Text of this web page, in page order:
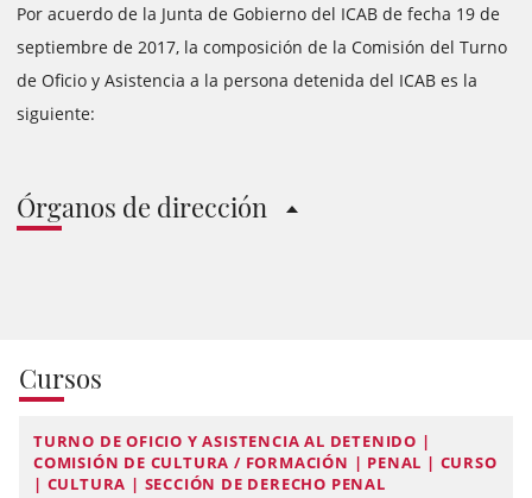
Por acuerdo de la Junta de Gobierno del ICAB de fecha 19 de
septiembre de 2017, la composición de la Comisión del Turno
de Oficio y Asistencia a la persona detenida del ICAB es la
siguiente:
Órganos de dirección
Cursos
TURNO DE OFICIO Y ASISTENCIA AL DETENIDO |
COMISIÓN DE CULTURA / FORMACIÓN | PENAL | CURSO
| CULTURA | SECCIÓN DE DERECHO PENAL